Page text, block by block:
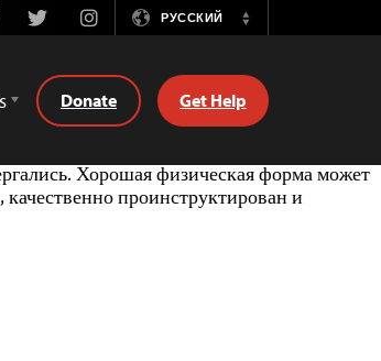
TwitterInstagramРУССКИЙ
Switch
Donate Get Help
Хорошая физическая форма может
проинструктирован и